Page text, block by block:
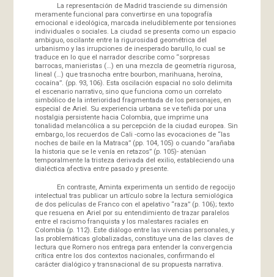
La representación de Madrid trasciende su dimensión
meramente funcional para convertirse en una topografía
emocional e ideológica, marcada ineludiblemente por tensiones
individuales o sociales. La ciudad se presenta como un espacio
ambiguo, oscilante entre la rigurosidad geométrica del
urbanismo y las irrupciones de inesperado barullo, lo cual se
traduce en lo que el narrador describe como “sorpresas
barrocas, manieristas (…) en una mezcla de geometría rigurosa,
lineal (…) que trasnocha entre bourbon, marihuana, heroína,
cocaína”. (pp. 93, 106). Esta oscilación espacial no solo delimita
el escenario narrativo, sino que funciona como un correlato
simbólico de la interioridad fragmentada de los personajes, en
especial de Ariel. Su experiencia urbana se ve teñida por una
nostalgia persistente hacia Colombia, que imprime una
tonalidad melancólica a su percepción de la ciudad europea. Sin
embargo, los recuerdos de Cali -como las evocaciones de “las
noches de baile en la Matraca” (pp. 104, 105) o cuando “arañaba
la historia que se le venía en retazos” (p. 105)- atenúan
temporalmente la tristeza derivada del exilio, estableciendo una
dialéctica afectiva entre pasado y presente.
En contraste, Aminta experimenta un sentido de regocijo
intelectual tras publicar un artículo sobre la lectura semiológica
de dos películas de Franco con el apelativo “raza” (p. 106); texto
que resuena en Ariel por su entendimiento de trazar paralelos
entre el racismo franquista y los malestares raciales en
Colombia (p. 112). Este diálogo entre las vivencias personales, y
las problemáticas globalizadas, constituye una de las claves de
lectura que Romero nos entrega para entender la convergencia
crítica entre los dos contextos nacionales, confirmando el
carácter dialógico y transnacional de su propuesta narrativa.